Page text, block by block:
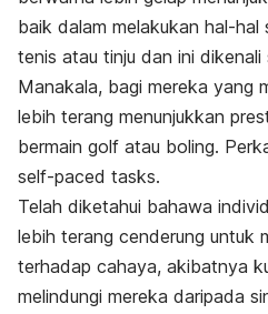
baik dalam melakukan hal-hal
tenis atau tinju dan ini dikenali
Manakala, bagi mereka yang
lebih terang menunjukkan
bermain golf atau boling.
self-paced tasks.
Telah diketahui bahawa
lebih terang cenderung untuk
terhadap cahaya, akibatnya
melindungi mereka daripada